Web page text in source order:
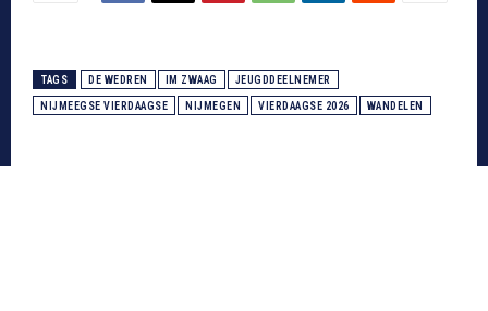
TAGS DE WEDREN IM ZWAAG JEUGDDEELNEMER
NIJMEEGSE VIERDAAGSE NIJMEGEN VIERDAAGSE 2026 WANDELEN